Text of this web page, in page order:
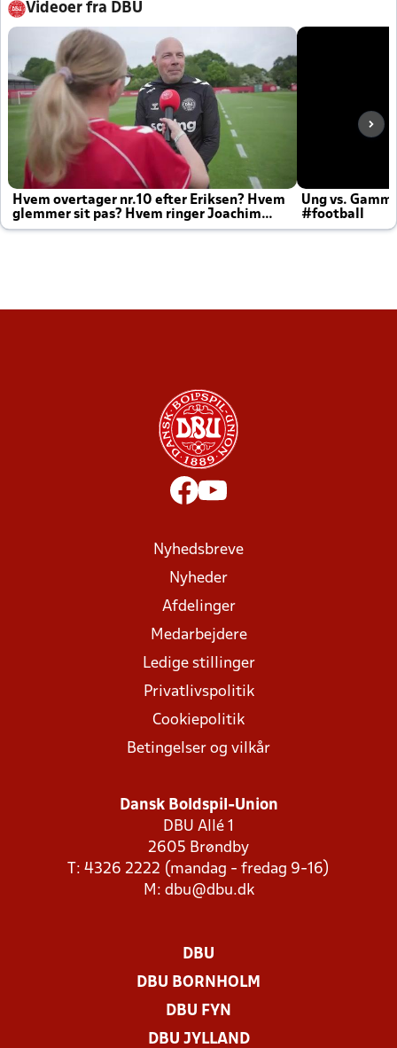
Videoer fra DBU
Hvem overtager nr.10 efter Eriksen? Hvem
glemmer sit pas? Hvem ringer Joachim
altid til efter kampe?
Ung vs.
#football
Nyhedsbreve
Nyheder
Afdelinger
Medarbejdere
Ledige stillinger
Privatlivspolitik
Cookiepolitik
Betingelser og vilkår
Dansk Boldspil-Union
DBU Allé 1
2605 Brøndby
T: 4326 2222 (mandag - fredag 9-16)
M: dbu@dbu.dk
DBU
DBU BORNHOLM
DBU FYN
DBU JYLLAND